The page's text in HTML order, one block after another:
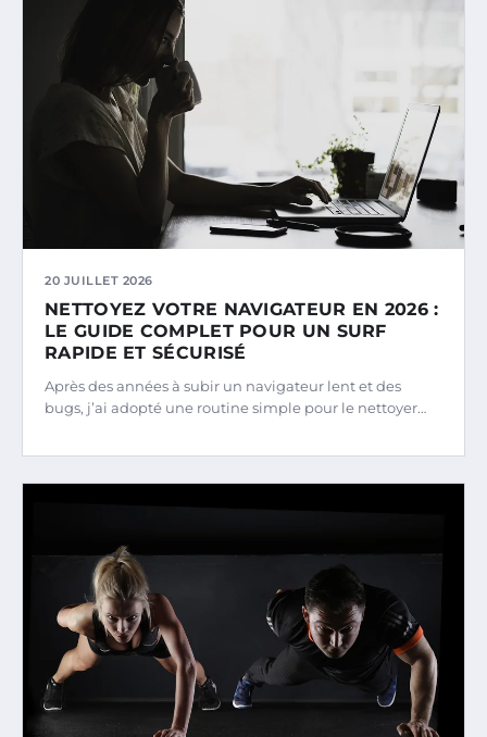
20 JUILLET 2026
NETTOYEZ VOTRE NAVIGATEUR EN 2026 :
LE GUIDE COMPLET POUR UN SURF
RAPIDE ET SÉCURISÉ
Après des années à subir un navigateur lent et des
bugs, j’ai adopté une routine simple pour le nettoyer…